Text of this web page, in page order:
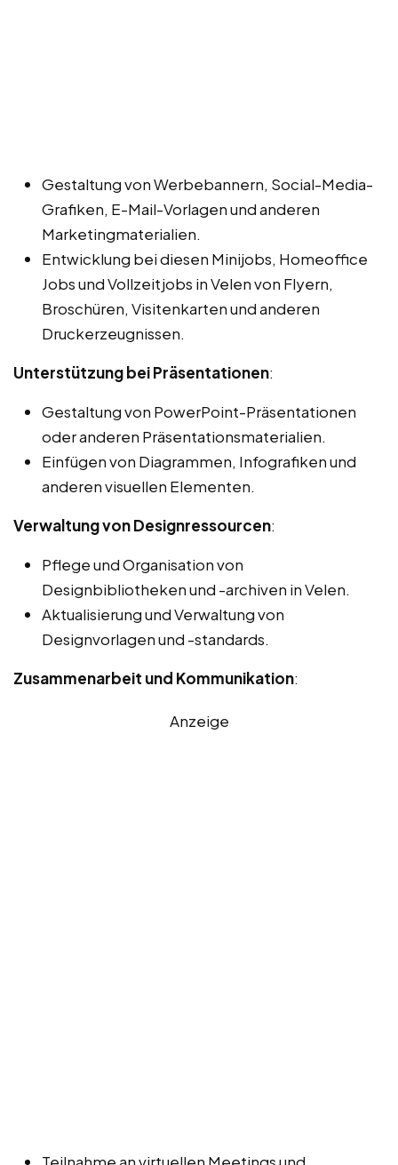
Gestaltung von Werbebannern, Social-Media-
Grafiken, E-Mail-Vorlagen und anderen
Marketingmaterialien.
Entwicklung bei diesen Minijobs, Homeoffice
Jobs und Vollzeitjobs in Velen von Flyern,
Broschüren, Visitenkarten und anderen
Druckerzeugnissen.
Unterstützung bei Präsentationen:
Gestaltung von PowerPoint-Präsentationen
oder anderen Präsentationsmaterialien.
Einfügen von Diagrammen, Infografiken und
anderen visuellen Elementen.
Verwaltung von Designressourcen:
Pflege und Organisation von
Designbibliotheken und -archiven in Velen.
Aktualisierung und Verwaltung von
Designvorlagen und -standards.
Zusammenarbeit und Kommunikation:
Anzeige
Teilnahme an virtuellen Meetings und